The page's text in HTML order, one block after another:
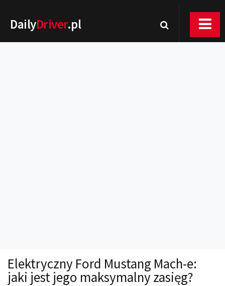
DailyDriver.pl
Technika jazdy
Oświetlenie
Elektryczny Ford Mustang Mach-e:
jaki jest jego maksymalny zasięg?